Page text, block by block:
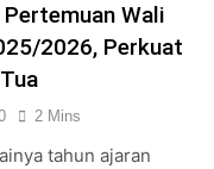
Wali
2026, Perkuat
2 Mins
tahun ajaran